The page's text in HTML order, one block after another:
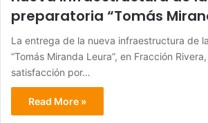
preparatoria “Tomás
La entrega de la nueva infraestructura de
“Tomás Miranda Leura”, en Fracción
satisfacción por…
Read More »